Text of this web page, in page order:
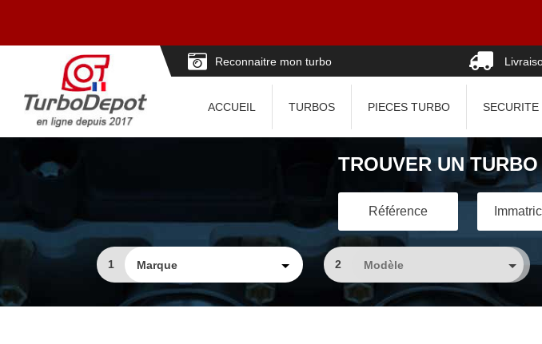
Reconnaitre mon turbo
ACCUEIL TURBOS PIECES TURBO SECURITE
TROUVER UN
Référence
1 2